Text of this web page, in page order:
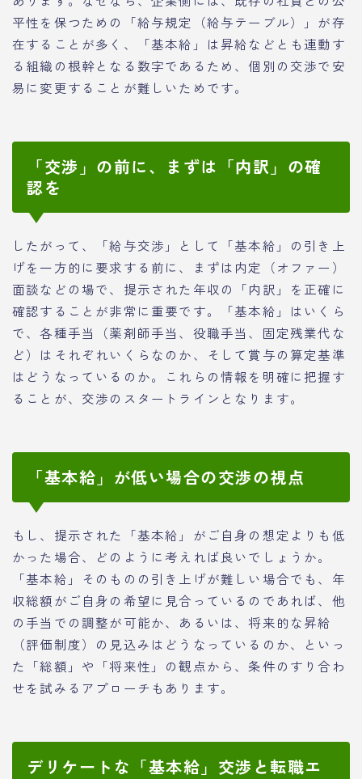
平性を保つための「給与規定（給与テーブル）」が存
在することが多く、「基本給」は昇給などとも連動す
る組織の根幹となる数字であるため、個別の交渉で安
易に変更することが難しいためです。
「交渉」の前に、まずは「内訳」の確
認を
したがって、「給与交渉」として「基本給」の引き上
げを一方的に要求する前に、まずは内定（オファー）
面談などの場で、提示された年収の「内訳」を正確に
確認することが非常に重要です。「基本給」はいくら
で、各種手当（薬剤師手当、役職手当、固定残業代な
ど）はそれぞれいくらなのか、そして賞与の算定基準
はどうなっているのか。これらの情報を明確に把握す
ることが、交渉のスタートラインとなります。
「基本給」が低い場合の交渉の視点
もし、提示された「基本給」がご自身の想定よりも低
かった場合、どのように考えれば良いでしょうか。
「基本給」そのものの引き上げが難しい場合でも、年
収総額がご自身の希望に見合っているのであれば、他
の手当での調整が可能か、あるいは、将来的な昇給
（評価制度）の見込みはどうなっているのか、といっ
た「総額」や「将来性」の観点から、条件のすり合わ
せを試みるアプローチもあります。
デリケートな「基本給」交渉と転職エ